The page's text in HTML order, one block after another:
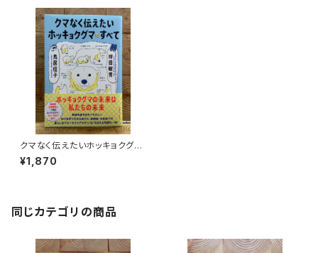
クマなく伝えたいホッキョクグマ
のすべて
¥1,870
同じカテゴリの商品